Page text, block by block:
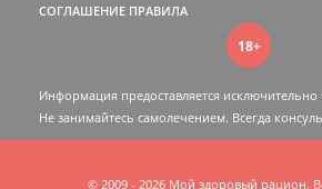
СОГЛАШЕНИЕ ПРАВИЛА
18+
Информация предоставляется исключительно
Не занимайтесь самолечением. Всегда
© 2009 - 2026 Мой здоровый рацион.